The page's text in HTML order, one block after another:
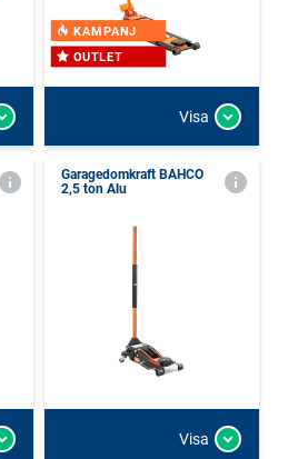
KAMPANJ
OUTLET
Visa
Garagedomkraft BAHCO
2,5 ton Alu
Visa